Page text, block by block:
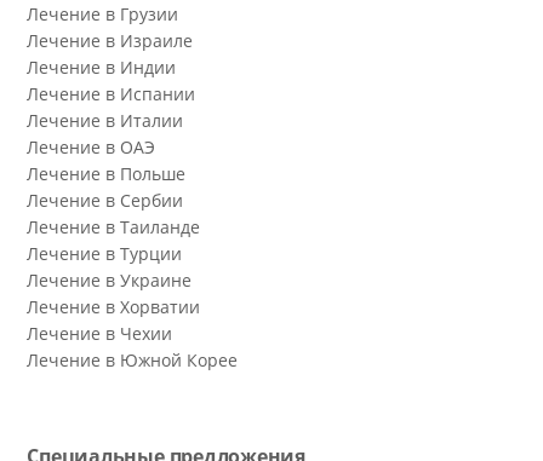
Лечение в Грузии
Лечение в Израиле
Лечение в Индии
Лечение в Испании
Лечение в Италии
Лечение в ОАЭ
Лечение в Польше
Лечение в Сербии
Лечение в Таиланде
Лечение в Турции
Лечение в Украине
Лечение в Хорватии
Лечение в Чехии
Лечение в Южной Корее